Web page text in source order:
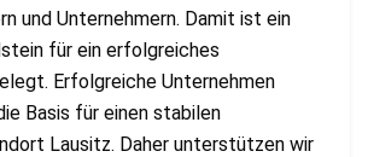
und Unternehmern. Damit ist ein
für ein erfolgreiches
Erfolgreiche Unternehmen
Basis für einen stabilen
Lausitz. Daher unterstützen wir